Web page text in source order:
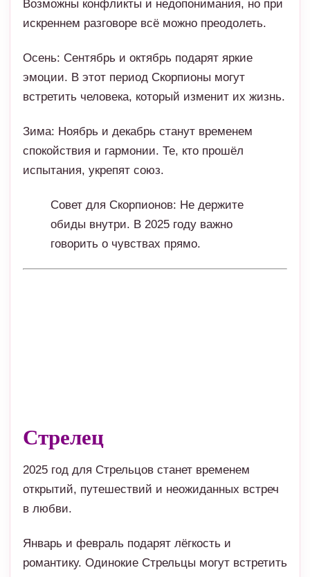
встретить человека, который изменит их жизнь.
спокойствия и гармонии. Те, кто прошёл
испытания, укрепят союз.
обиды внутри. В 2025 году важно
говорить о чувствах прямо.
Январь и февраль подарят лёгкость и
романтику. Одинокие Стрельцы могут встретить
интересного человека в дороге или на
дружеской вечеринке. Для пар это время
С марта по май звёзды советуют быть